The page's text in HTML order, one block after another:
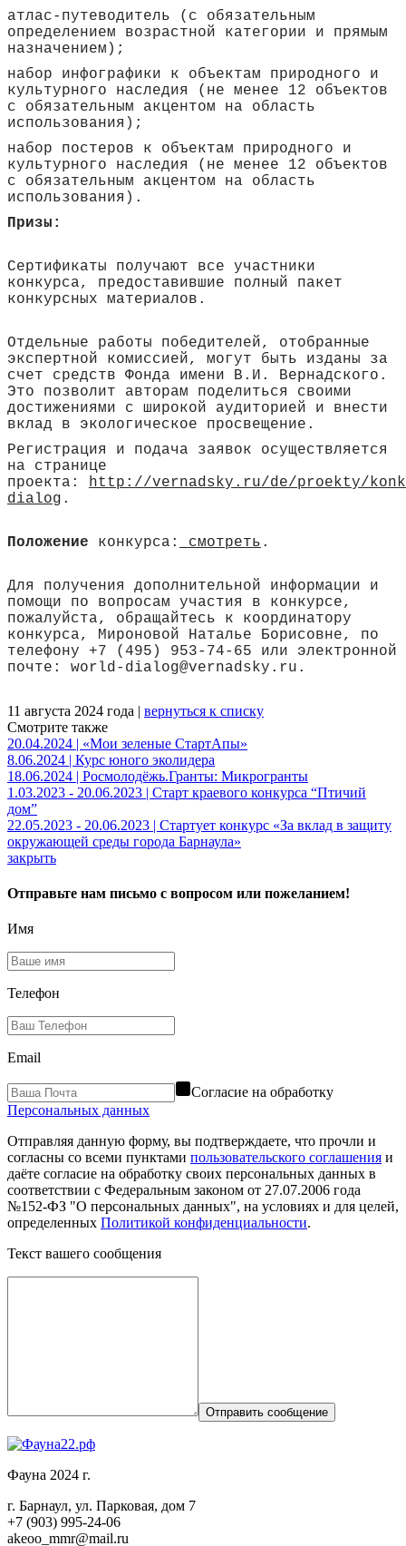
атлас-путеводитель (с обязательным
определением возрастной категории и прямым
назначением);
набор инфографики к объектам природного и
культурного наследия (не менее 12 объектов
с обязательным акцентом на область
использования);
набор постеров к объектам природного и
культурного наследия (не менее 12 объектов
с обязательным акцентом на область
использования).
Призы:
Сертификаты получают все участники
конкурса, предоставившие полный пакет
конкурсных материалов.
Отдельные работы победителей, отобранные
экспертной комиссией, могут быть изданы за
счет средств Фонда имени В.И. Вернадского.
Это позволит авторам поделиться своими
достижениями с широкой аудиторией и внести
вклад в экологическое просвещение.
Регистрация и подача заявок осуществляется
на странице
проекта: http://vernadsky.ru/de/proekty/
dialog .
Положение конкурса: смотреть .
Для получения дополнительной информации и
помощи по вопросам участия в конкурсе,
пожалуйста, обращайтесь к координатору
конкурса, Мироновой Наталье Борисовне, по
телефону +7 (495) 953-74-65 или электронной
почте: world-dialog@vernadsky.ru.
11 августа 2024 года | вернуться к списку
Смотрите также
20.04.2024 | «Мои зеленые СтартАпы»
8.06.2024 | Курс юного эколидера
18.06.2024 | Росмолодёжь.Гранты: Микрогранты
1.03.2023 - 20.06.2023 | Старт краевого конкурса “Птичий
дом”
22.05.2023 - 20.06.2023 | Стартует конкурс «За вклад в защиту
окружающей среды города Барнаула»
закрыть
Отправьте нам письмо с вопросом или пожеланием!
Имя
Телефон
Email
Согласие на обработку
Персональных данных
Отправляя данную форму, вы подтверждаете, что прочли и
согласны со всеми пунктами пользовательского соглашения и
даёте согласие на обработку своих персональных данных в
соответствии с Федеральным законом от 27.07.2006 года
№152-ФЗ "О персональных данных", на условиях и для целей,
определенных Политикой конфиденциальности.
Текст вашего сообщения
Отправить сообщение
Фауна 2024 г.
г. Барнаул, ул. Парковая, дом 7
+7 (903) 995-24-06
akeoo_mmr@mail.ru